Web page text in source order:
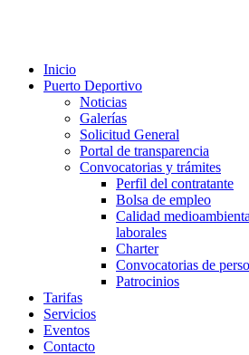
Inicio
Puerto Deportivo
Noticias
Galerías
Solicitud General
Portal de transparencia
Convocatorias y trámites
Perfil del contratante
Bolsa de empleo
Calidad
laborales
Charter
Convocatorias de
Patrocinios
Tarifas
Servicios
Eventos
Contacto